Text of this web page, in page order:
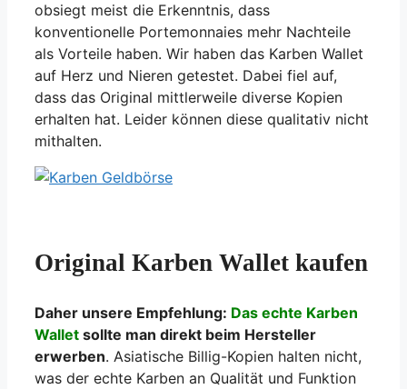
obsiegt meist die Erkenntnis, dass
konventionelle Portemonnaies mehr Nachteile
als Vorteile haben. Wir haben das Karben Wallet
auf Herz und Nieren getestet. Dabei fiel auf,
dass das Original mittlerweile diverse Kopien
erhalten hat. Leider können diese qualitativ nicht
mithalten.
Original Karben Wallet kaufen
Daher unsere Empfehlung: Das echte Karben
Wallet sollte man direkt beim Hersteller
erwerben. Asiatische Billig-Kopien halten nicht,
was der echte Karben an Qualität und Funktion